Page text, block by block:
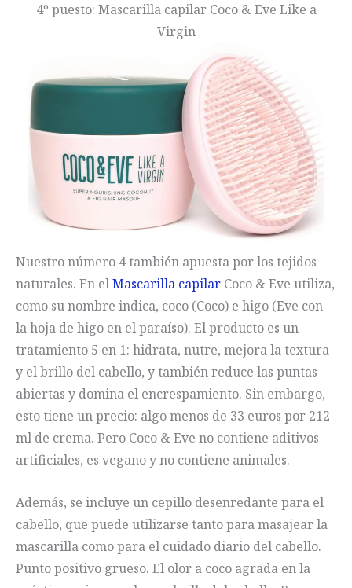
4º puesto: Mascarilla capilar Coco & Eve Like a
Virgin
Nuestro número 4 también apuesta por los tejidos
naturales. En elMascarilla capilar Coco & Eve utiliza,
como su nombre indica, coco (Coco) e higo (Eve con
la hoja de higo en el paraíso). El producto es un
tratamiento 5 en 1: hidrata, nutre, mejora la textura
y el brillo del cabello, y también reduce las puntas
abiertas y domina el encrespamiento. Sin embargo,
esto tiene un precio: algo menos de 33 euros por 212
ml de crema. Pero Coco & Eve no contiene aditivos
artificiales, es vegano y no contiene animales.
Además, se incluye un cepillo desenredante para el
cabello, que puede utilizarse tanto para masajear la
mascarilla como para el cuidado diario del cabello.
Punto positivo grueso. El olor a coco agrada en la